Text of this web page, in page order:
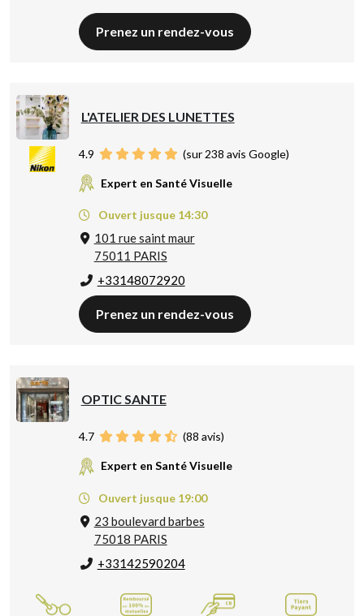
Prenez un rendez-vous
L'ATELIER DES LUNETTES
4.9 (sur 238 avis Google)
Expert en Santé Visuelle
Ouvert jusque 14:30
101 rue saint maur
75011 PARIS
+33148072920
Prenez un rendez-vous
OPTIC SANTE
4.7 (88 avis)
Expert en Santé Visuelle
Ouvert jusque 19:00
23 boulevard barbes
75018 PARIS
+33142590204